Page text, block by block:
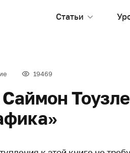
Статьи
19469